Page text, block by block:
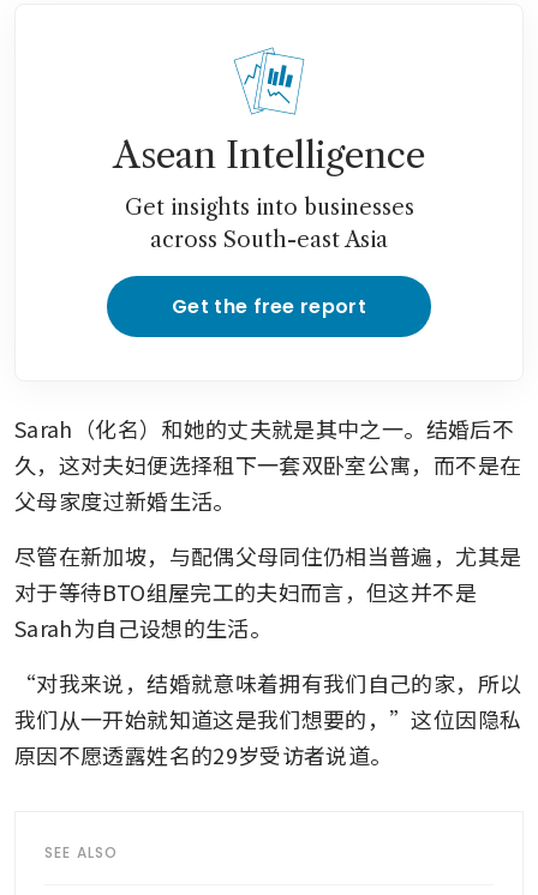
Asean Intelligence
Get insights into businesses
across South-east Asia
Get the free report
Sarah（化名）和她的丈夫就是其中之一。结婚后不
久，这对夫妇便选择租下一套双卧室公寓，而不是在
父母家度过新婚生活。
尽管在新加坡，与配偶父母同住仍相当普遍，尤其是
对于等待BTO组屋完工的夫妇而言，但这并不是
Sarah为自己设想的生活。
“对我来说，结婚就意味着拥有我们自己的家，所以
我们从一开始就知道这是我们想要的，”这位因隐私
原因不愿透露姓名的29岁受访者说道。
SEE ALSO